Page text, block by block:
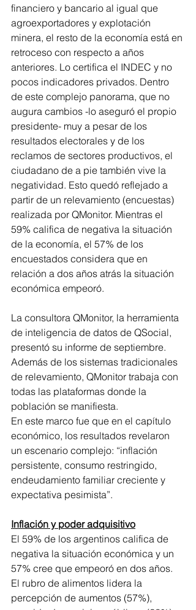
financiero y bancario al igual que
agroexportadores y explotación
minera, el resto de la economía está en
retroceso con respecto a años
anteriores. Lo certifica el INDEC y no
pocos indicadores privados. Dentro
de este complejo panorama, que no
augura cambios -lo aseguró el propio
presidente- muy a pesar de los
resultados electorales y de los
reclamos de sectores productivos, el
ciudadano de a pie también vive la
negatividad. Esto quedó reflejado a
partir de un relevamiento (encuestas)
realizada por QMonitor. Mientras el
59% califica de negativa la situación
de la economía, el 57% de los
encuestados considera que en
relación a dos años atrás la situación
económica empeoró.
La consultora QMonitor, la herramienta
de inteligencia de datos de QSocial,
presentó su informe de septiembre.
Además de los sistemas tradicionales
de relevamiento, QMonitor trabaja con
todas las plataformas donde la
población se manifiesta.
En este marco fue que en el capítulo
económico, los resultados revelaron
un escenario complejo: “inflación
persistente, consumo restringido,
endeudamiento familiar creciente y
expectativa pesimista”.
Inflación y poder adquisitivo
El 59% de los argentinos califica de
negativa la situación económica y un
57% cree que empeoró en dos años.
El rubro de alimentos lidera la
percepción de aumentos (57%),